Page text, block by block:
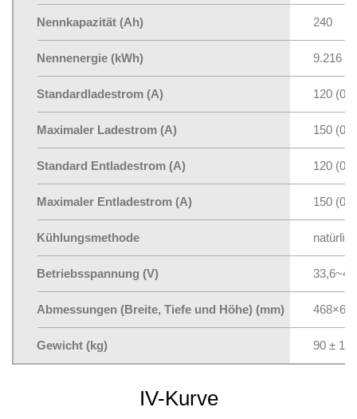
Nennkapazität (Ah) 240
Nennenergie (kWh) 9.216
Standardladestrom (A) 120
Maximaler Ladestrom (A) 150
Standard Entladestrom (A) 120
Maximaler Entladestrom (A) 150
Kühlungsmethode
Betriebsspannung (V)
Abmessungen (Breite, Tiefe und Höhe) (mm)
Gewicht (kg) 90 ± 1,5
IV-Kurve